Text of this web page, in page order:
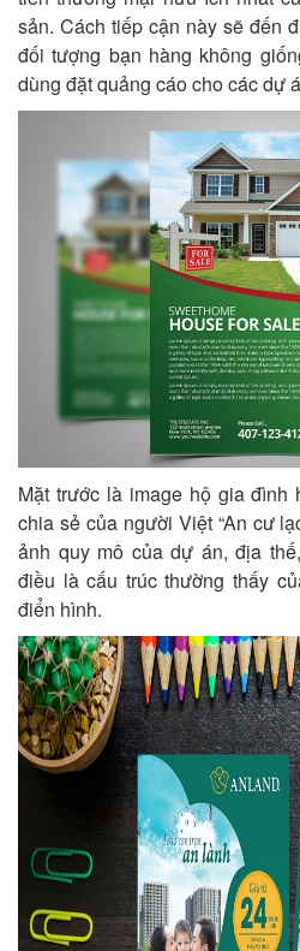
sản. Cách tiếp cận này sẽ đến
đối tượng bạn hàng không
dùng đặt quảng cáo cho các dự
Mặt trước là image hộ gia đình
chia sẻ của người Việt “An cư
ảnh quy mô của dự án, địa
điều là cấu trúc thường thấy
điển hình.